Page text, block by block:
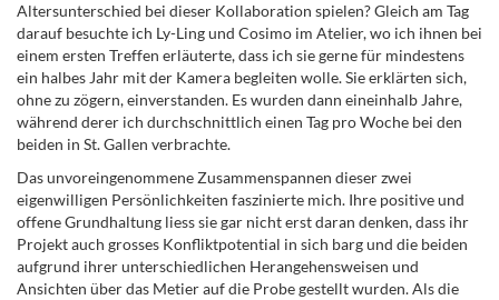
Altersunterschied bei dieser Kollaboration spielen? Gleich am Tag
darauf besuchte ich Ly-Ling und Cosimo im Atelier, wo ich ihnen bei
einem ersten Treffen erläuterte, dass ich sie gerne für mindestens
ein halbes Jahr mit der Kamera begleiten wolle. Sie erklärten sich,
ohne zu zögern, einverstanden. Es wurden dann eineinhalb Jahre,
während derer ich durchschnittlich einen Tag pro Woche bei den
beiden in St. Gallen verbrachte.
Das unvoreingenommene Zusammenspannen dieser zwei
eigenwilligen Persönlichkeiten faszinierte mich. Ihre positive und
offene Grundhaltung liess sie gar nicht erst daran denken, dass ihr
Projekt auch grosses Konfliktpotential in sich barg und die beiden
aufgrund ihrer unterschiedlichen Herangehensweisen und
Ansichten über das Metier auf die Probe gestellt wurden. Als die